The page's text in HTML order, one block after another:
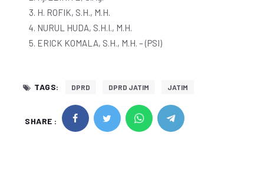
H. ROFIK, S.H., M.H.
NURUL HUDA, S.H.I., M.H.
ERICK KOMALA, S.H., M.H. – (PSI)
TAGS: DPRD DPRD JATIM JATIM
SHARE :